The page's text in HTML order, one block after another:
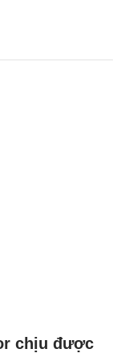
chịu được